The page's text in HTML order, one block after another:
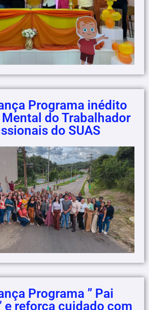
Programa inédito
Mental do Trabalhador
do SUAS
Programa ” Pai
e reforça cuidado com